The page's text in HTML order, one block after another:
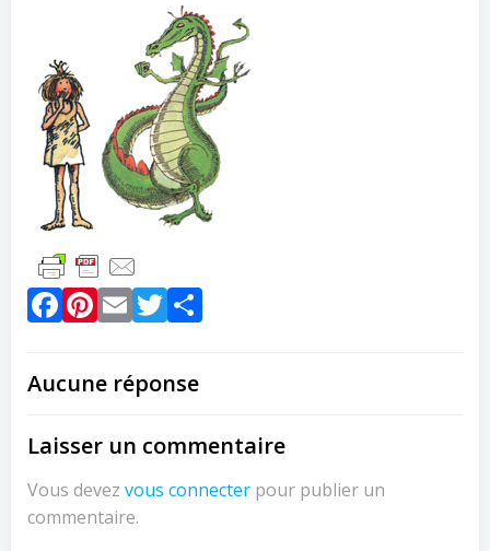
Facebook
Pinterest
EmailTwitter
Aucune réponse
Laisser un commentaire
Vous devez vous connecter pour publier un
commentaire.